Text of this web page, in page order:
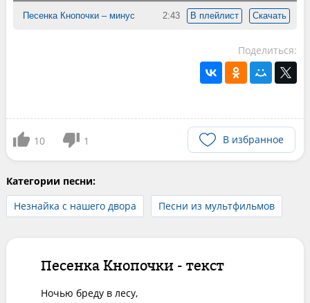
2:43 В плейлист Скачать
Песенка Кнопочки – минус
Поделиться:
10 1 В избранное
Категории песни:
Незнайка с нашего двора
Песни из мультфильмов
Песенка Кнопочки - текст
Ночью бреду в лесу,